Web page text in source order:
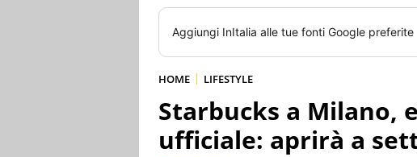
Aggiungi InItalia alle tue fonti Google preferite
HOME LIFESTYLE
Starbucks a Milano,
ufficiale: aprirà a